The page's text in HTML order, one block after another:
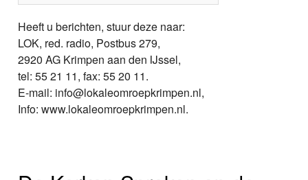
Heeft u berichten, stuur deze naar:
LOK, red. radio, Postbus 279,
2920 AG Krimpen aan den IJssel,
tel: 55 21 11, fax: 55 20 11.
E-mail: info@lokaleomroepkrimpen.nl,
Info: www.lokaleomroepkrimpen.nl.